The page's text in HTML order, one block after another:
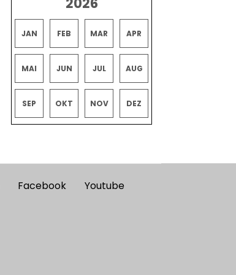
JAN FEB MAR APR
MAI JUN JUL AUG
SEP OKT NOV DEZ
Facebook Youtube